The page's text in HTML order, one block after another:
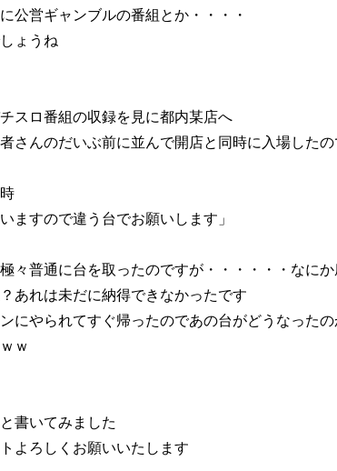
公営ギャンブルの番組とか・・・・
ょうね
スロ番組の収録を見に都内某店へ
さんのだいぶ前に並んで開店と同時に入場した
ますので違う台でお願いします」
々普通に台を取ったのですが・・・・・・なに
あれは未だに納得できなかったです
にやられてすぐ帰ったのであの台がどうなった
ｗ
書いてみました
よろしくお願いいたします